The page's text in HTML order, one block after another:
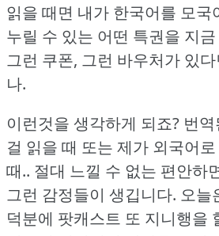
읽을 때면 내가 한국어를 모국
누릴 수 있는 어떤 특권을 지
그런 쿠폰, 그런 바우처가 있
나.
이런것을 생각하게 되죠? 번
걸 읽을 때 또는 제가 외국어
때.. 절대 느낄 수 없는 편안하
그런 감정들이 생깁니다. 오늘
덕분에 팟캐스트 또 지니행을